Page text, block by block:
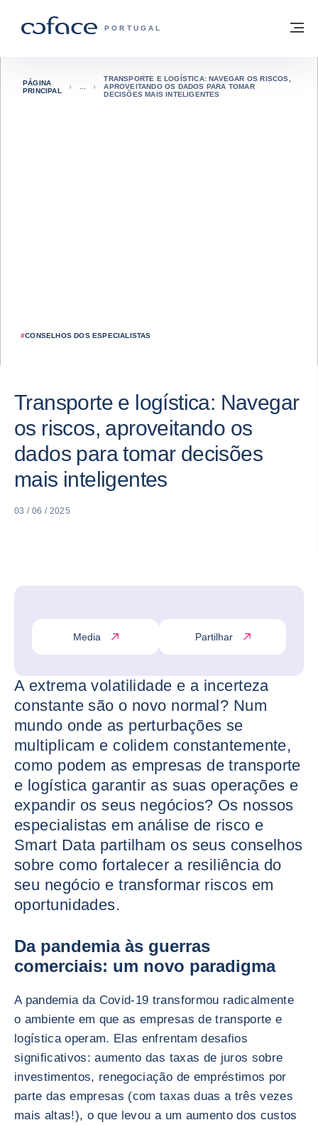
COFACE FOR TRADE - HOMEPAGE DO
PORTUGAL
Voltar à página principal
#CONSELHOS DOS ESPECIALISTAS
PÁGINA
PRINCIPAL
TRANSPORTE E LOGÍSTICA: NAVEGAR OS RISCOS,
APROVEITANDO OS DADOS PARA TOMAR
DECISÕES MAIS INTELIGENTES
Transporte e logística: Navegar
os riscos, aproveitando os
dados para tomar decisões
mais inteligentes
03 / 06 / 2025
Media Partilhar
A extrema volatilidade e a incerteza
constante são o novo normal? Num
mundo onde as perturbações se
multiplicam e colidem constantemente,
como podem as empresas de transporte
e logística garantir as suas operações e
expandir os seus negócios? Os nossos
especialistas em análise de risco e
Smart Data partilham os seus conselhos
sobre como fortalecer a resiliência do
seu negócio e transformar riscos em
oportunidades.
Da pandemia às guerras
comerciais: um novo paradigma
A pandemia da Covid-19 transformou radicalmente
o ambiente em que as empresas de transporte e
logística operam. Elas enfrentam desafios
significativos: aumento das taxas de juros sobre
investimentos, renegociação de empréstimos por
parte das empresas (com taxas duas a três vezes
mais altas!), o que levou a um aumento dos custos